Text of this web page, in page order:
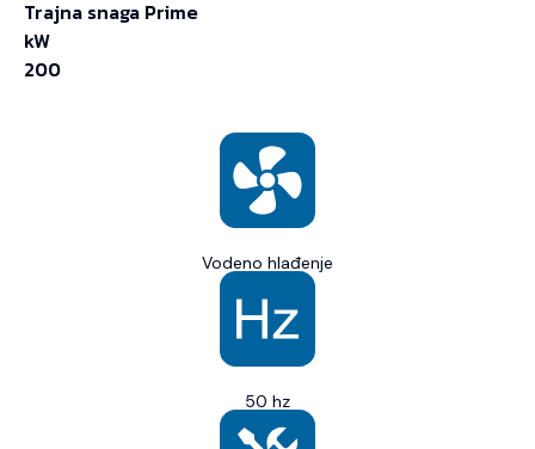
Trajna snaga Prime
kW
200
Vodeno hlađenje
50 hz